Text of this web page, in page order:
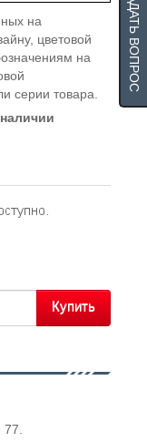
на
цветовой
на
серии товара.
Купить
ЗАДАТЬ ВОПРОС